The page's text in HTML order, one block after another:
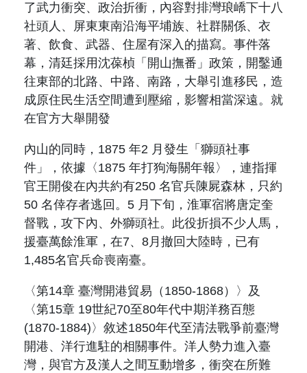
了武力衝突、政治折衝，內容對排灣琅嶠下十八
社頭人、屏東東南沿海平埔族、社群關係、衣
著、飲食、武器、住屋有深入的描寫。事件落
幕，清廷採用沈葆楨「開山撫番」政策，開鑿通
往東部的北路、中路、南路，大舉引進移民，造
成原住民生活空間遭到壓縮，影響相當深遠。就
在官方大舉開發
內山的同時， 1875 年2 月發生「獅頭社事
件」，依據〈 1875 年打狗海關年報〉，連指揮
官王開俊在內共約有250 名官兵陳屍森林，只約
50 名倖存者逃回。 5 月下旬，淮軍宿將唐定奎
督戰，攻下內、外獅頭社。此役折損不少人馬，
援臺萬餘淮軍，在7、 8月撤回大陸時，已有
1,485名官兵命喪南臺。
〈第14章 臺灣開港貿易（ 1850-1868）〉及
〈第15章 19世紀70至80年代中期洋務百態
(1870-1884) 〉敘述1850年代至清法戰爭前臺灣
開港、洋行進駐的相關事件。洋人勢力進入臺
灣，與官方及漢人之間互動增多，衝突在所難